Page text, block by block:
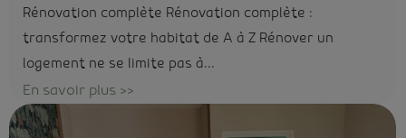
Rénovation complète Rénovation complète :
transformez votre habitat de A à Z Rénover un
logement ne se limite pas à...
En savoir plus >>